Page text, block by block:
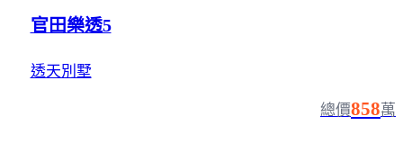
官田樂透5
透天別墅
總價858萬